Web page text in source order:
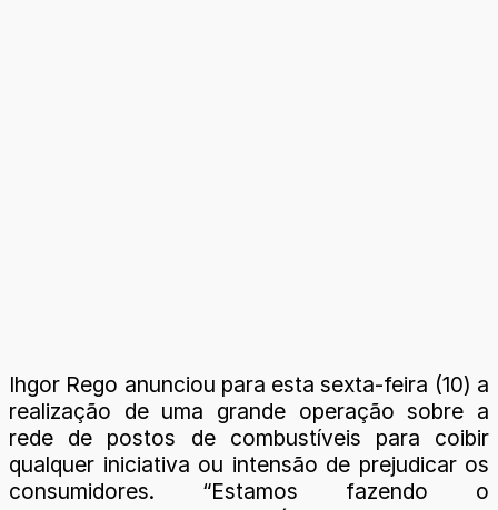
Ihgor Rego anunciou para esta sexta-feira (10) a
realização de uma grande operação sobre a
rede de postos de combustíveis para coibir
qualquer iniciativa ou intensão de prejudicar os
consumidores. “Estamos fazendo o